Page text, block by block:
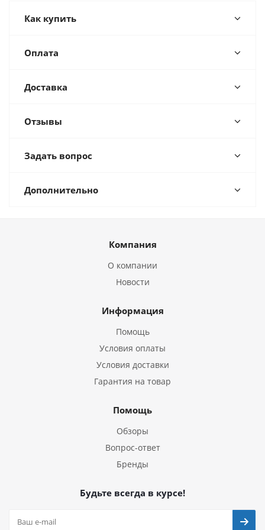
Как купить
Оплата
Доставка
Отзывы
Задать вопрос
Дополнительно
Компания
О компании
Новости
Информация
Помощь
Условия оплаты
Условия доставки
Гарантия на товар
Помощь
Обзоры
Вопрос-ответ
Бренды
Будьте всегда в курсе!